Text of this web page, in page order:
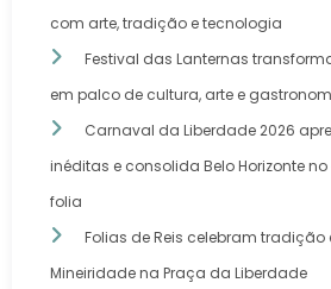
com arte, tradição e tecnologia
Festival das Lanternas
em palco de cultura, arte e
Carnaval da Liberdade 2026
inéditas e consolida Belo Horizonte
folia
Folias de Reis celebram
Mineiridade na Praça da Liberdade